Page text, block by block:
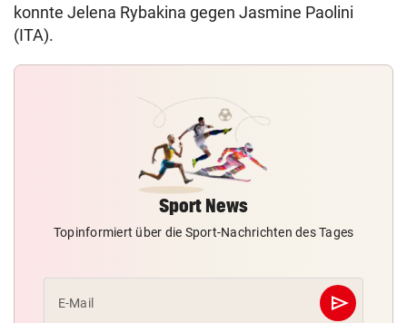
konnte Jelena Rybakina gegen Jasmine Paolini
(ITA).
Sport News
Topinformiert über die Sport-Nachrichten des Tages
E-Mail send
Abschicken